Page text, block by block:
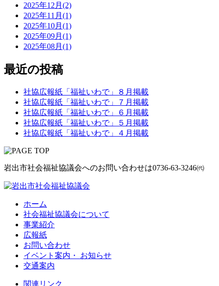
2025年12月(2)
2025年11月(1)
2025年10月(1)
2025年09月(1)
2025年08月(1)
最近の投稿
社協広報紙「福祉いわで」８月掲載
社協広報紙「福祉いわで」７月掲載
社協広報紙「福祉いわで」６月掲載
社協広報紙「福祉いわで」５月掲載
社協広報紙「福祉いわで」４月掲載
岩出市社会福祉協議会へのお問い合わせは0736-63-3246㈹
ホーム
社会福祉協議会について
事業紹介
広報紙
お問い合わせ
イベント案内・ お知らせ
交通案内
関連リンク